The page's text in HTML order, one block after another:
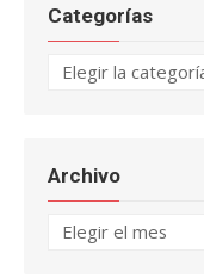
Categorías
Categorías
Archivo
Archivo